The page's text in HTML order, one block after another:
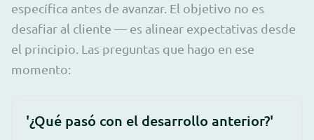
específica antes de avanzar. El objetivo no es
desafiar al cliente — es alinear expectativas desde
el principio. Las preguntas que hago en ese
momento:
'¿Qué pasó con el desarrollo anterior?'